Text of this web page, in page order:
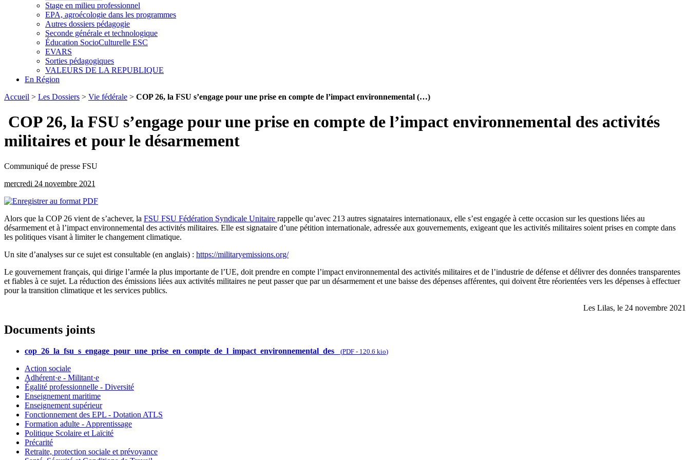
Stage en milieu professionnel
EPA, agroécologie dans les programmes
Autres dossiers pédagogie
Seconde générale et technologique
Éducation SocioCulturelle ESC
EVARS
Sorties pédagogiques
VALEURS DE LA REPUBLIQUE
En Région
Accueil > Les Dossiers > Vie fédérale > COP 26, la FSU s’engage pour une prise en compte de l’impact environnemental (…)
COP 26, la FSU s’engage pour une prise en compte de l’impact environnemental des activités
militaires et pour le désarmement
Communiqué de presse FSU
mercredi 24 novembre 2021
Alors que la COP 26 vient de s’achever, la FSU FSU Fédération Syndicale Unitaire rappelle qu’avec 213 autres signataires internationaux, elle s’est engagée à cette occasion sur les questions liées au
désarmement et à l’impact environnemental des activités militaires. Elle est signataire d’une pétition internationale, adressée aux gouvernements, exigeant que les activités militaires soient prises en compte dans
les politiques visant à limiter le changement climatique.
Un site d’analyses sur ce sujet est consultable (en anglais) : https://militaryemissions.org/
Le gouvernement français, qui dirige l’armée la plus importante de l’UE, doit prendre en compte l’impact environnemental des activités militaires et de l’industrie de défense et délivrer des données transparentes
et fiables à ce sujet. La réduction des émissions liées aux activités militaires ne peut passer que par un désarmement et une baisse des dépenses afférentes, qui doivent être réorientées vers les dépenses à effectuer
pour la transition climatique et les services publics.
Les Lilas, le 24 novembre 2021
Documents joints
cop_26_la_fsu_s_engage_pour_une_prise_en_compte_de_l_impact_environnemental_des_ (PDF - 120.6 kio)
Action sociale
Adhérent·e - Militant·e
Égalité professionnelle - Diversité
Enseignement maritime
Enseignement supérieur
Fonctionnement des EPL - Dotation ATLS
Formation adulte - Apprentissage
Politique Scolaire et Laïcité
Précarité
Retraite, protection sociale et prévoyance